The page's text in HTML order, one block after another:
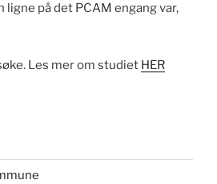
på det PCAM engang var,
Les mer om studiet HER